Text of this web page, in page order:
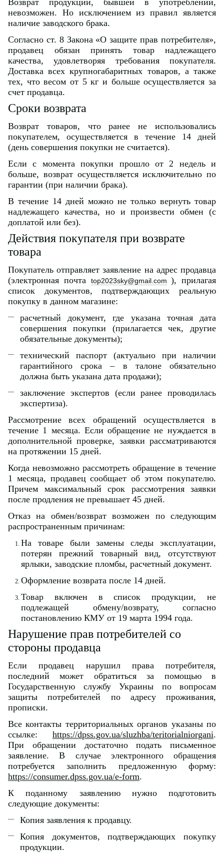
невозможен. Но исключением из правил является
наличие заводского брака.
Согласно ст. 8 Закона «О защите прав потребителя»,
продавец обязан принять товар надлежащего
качества, удовлетворяя требования покупателя.
Доставка всех крупногабаритных товаров, а также
тех, что весом от 5 кг и больше осуществляется за
счет продавца.
Сроки возврата
Возврат товаров, что ранее не использовались
покупателем, осуществляется в течение 14 дней
(день совершения покупки не считается).
Если с момента покупки прошло от 2 недель и
больше, возврат осуществляется исключительно по
гарантии (при наличии брака).
В течение 14 дней можно не только вернуть товар
надлежащего качества, но и произвести обмен (с
доплатой или без).
Действия покупателя при возврате
товара
Покупатель отправляет заявление на адрес продавца
(электронная почта
top2023sky@gmail.com ), прилагая
список документов, подтверждающих реальную
покупку в данном магазине:
расчетный документ, где указана точная дата
совершения покупки (прилагается чек, другие
обязательные документы);
технический паспорт (актуально при наличии
гарантийного срока – в талоне обязательно
должна быть указана дата продажи);
заключение экспертов (если ранее проводилась
экспертиза).
Рассмотрение всех обращений осуществляется в
течение 1 месяца. Если обращение не нуждается в
дополнительной проверке, заявки рассматриваются
на протяжении 15 дней.
Когда невозможно рассмотреть обращение в течение
1 месяца, продавец сообщает об этом покупателю.
Причем максимальный срок рассмотрения заявки
после продления не превышает 45 дней.
Отказ на обмен/возврат возможен по следующим
распространенным причинам:
На товаре были замены следы эксплуатации,
потерян прежний товарный вид, отсутствуют
ярлыки, заводские пломбы, расчетный документ.
Оформление возврата после 14 дней.
Товар включен в список продукции, не
подлежащей обмену/возврату, согласно
постановлению КМУ от 19 марта 1994 года.
Нарушение прав потребителей со
стороны продавца
Если продавец нарушил права потребителя,
последний может обратиться за помощью в
Государственную службу Украины по вопросам
защиты потребителей по адресу проживания,
прописки.
Все контакты территориальных органов указаны по
ссылке: https://dpss.gov.ua/sluzhba/teritorialniorgani.
При обращении достаточно подать письменное
заявление. В случае электронного обращения
потребуется заполнить предложенную форму:
https://consumer.dpss.gov.ua/e-form.
К поданному заявлению нужно подготовить
следующие документы:
Копия заявления к продавцу.
Копия документов, подтверждающих покупку
продукции.